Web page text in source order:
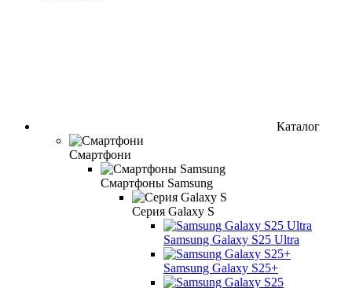
Каталог
Смартфони
Смартфоны Samsung
Серия Galaxy S
Samsung Galaxy S25 Ultra
Samsung Galaxy S25+